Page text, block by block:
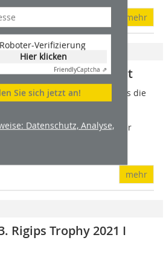
Verifizierung
Hier klicken
FriendlyCaptcha ⇗
Sie sich jetzt an!
Datenschutz, Analyse,
mehr
2016: Sieger geehrt
im Unternehmen Rigips die
Wettbewerb speziell für
Trockenbau in den Blick der
zu rücken. Im Laufe von
mehr
Rigips Trophy 2021 I